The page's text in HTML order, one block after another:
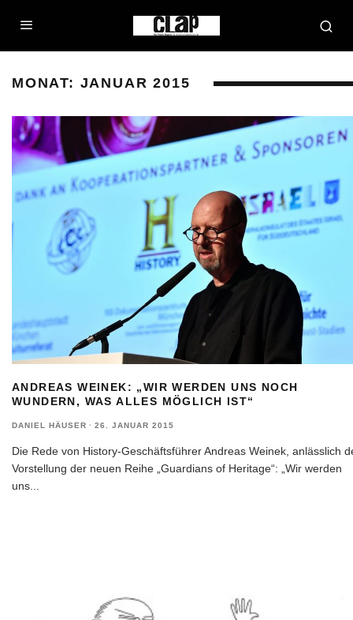
MONAT: JANUAR 2015
ANDREAS WEINEK: „WIR WERDEN UNS NOCH
WUNDERN, WAS ALLES MÖGLICH IST“
DANIEL HÄUSER · 26. JANUAR 2015
Die Rede von History-Geschäftsführer Andreas Weinek, anlässlich
Vorstellung der neuen Reihe „Guardians of Heritage“: „Wir werden
uns...